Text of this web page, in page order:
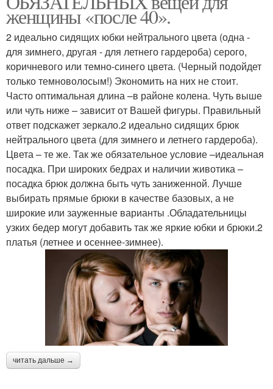
женщины «после 40».
2 идеально сидящих юбки нейтрального цвета (одна -
для зимнего, другая - для летнего гардероба) серого,
коричневого или темно-синего цвета. (Черный подойдет
только темноволосым!) Экономить на них не стоит.
Часто оптимальная длина –в районе колена. Чуть выше
или чуть ниже – зависит от Вашей фигуры. Правильный
ответ подскажет зеркало.2 идеально сидящих брюк
нейтрального цвета (для зимнего и летнего гардероба).
Цвета – те же. Так же обязательное условие –идеальная
посадка. При широких бедрах и наличии животика –
посадка брюк должна быть чуть заниженной. Лучше
выбирать прямые брюки в качестве базовых, а не
широкие или зауженные варианты .Обладательницы
узких бедер могут добавить так же яркие юбки и брюки.2
платья (летнее и осеннее-зимнее).
читать дальше →